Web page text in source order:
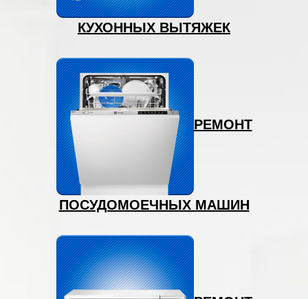
КУХОННЫХ ВЫТЯЖЕК
РЕМОНТ
ПОСУДОМОЕЧНЫХ МАШИН